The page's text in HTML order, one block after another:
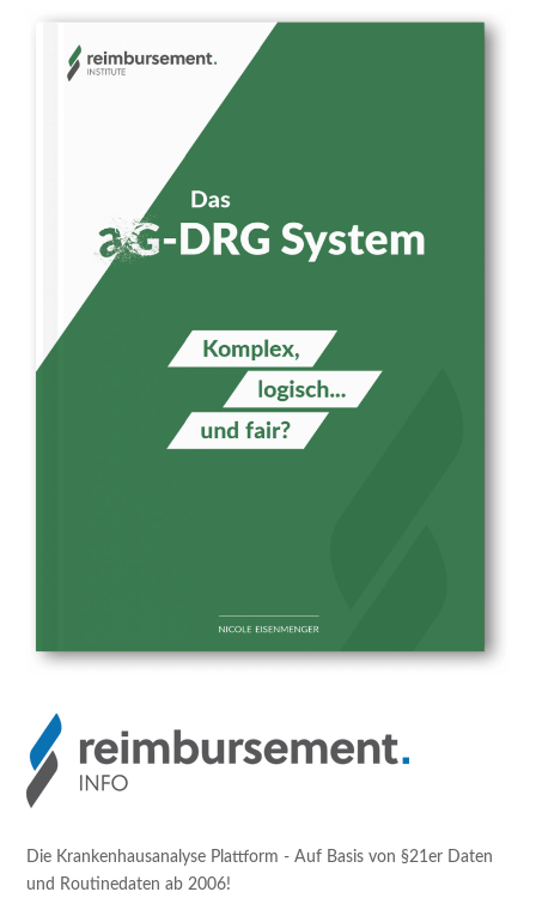
Die Krankenhausanalyse Plattform - Auf Basis von §21er Daten
und Routinedaten ab 2006!